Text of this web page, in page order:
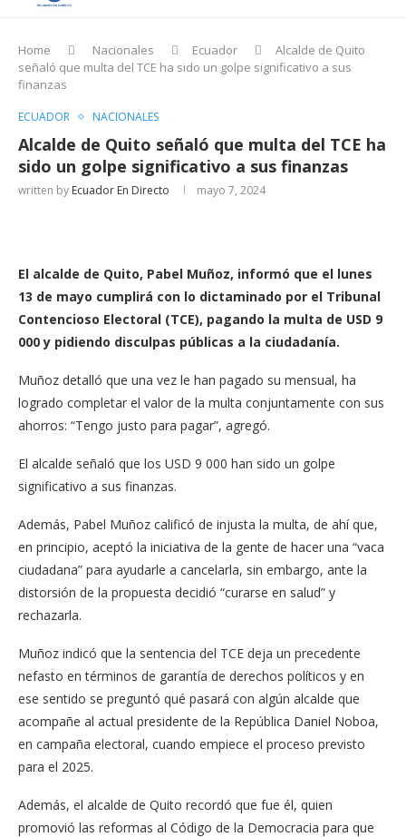
Home Nacionales Ecuador
Alcalde de Quito
señaló que multa del TCE ha sido un golpe significativo a sus
finanzas
ECUADOR NACIONALES
Alcalde de Quito señaló que multa del TCE ha
sido un golpe significativo a sus finanzas
written by Ecuador En Directo mayo 7, 2024
El alcalde de Quito, Pabel Muñoz, informó que el lunes
13 de mayo cumplirá con lo dictaminado por el Tribunal
Contencioso Electoral (TCE), pagando la multa de USD 9
000 y pidiendo disculpas públicas a la ciudadanía.
Muñoz detalló que una vez le han pagado su mensual, ha
logrado completar el valor de la multa conjuntamente con sus
ahorros: “Tengo justo para pagar”, agregó.
El alcalde señaló que los USD 9 000 han sido un golpe
significativo a sus finanzas.
Además, Pabel Muñoz calificó de injusta la multa, de ahí que,
en principio, aceptó la iniciativa de la gente de hacer una “vaca
ciudadana” para ayudarle a cancelarla, sin embargo, ante la
distorsión de la propuesta decidió “curarse en salud” y
rechazarla.
Muñoz indicó que la sentencia del TCE deja un precedente
nefasto en términos de garantía de derechos políticos y en
ese sentido se preguntó qué pasará con algún alcalde que
acompañe al actual presidente de la República Daniel Noboa,
en campaña electoral, cuando empiece el proceso previsto
para el 2025.
Además, el alcalde de Quito recordó que fue él, quien
promovió las reformas al Código de la Democracia para que